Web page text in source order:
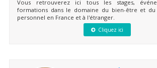
Vous retrouverez ici tous les stages,
formations dans le domaine du bien-être et du
personnel en France et à l'étranger.
Cliquez ici